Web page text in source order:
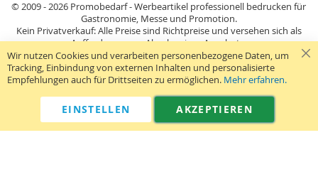
© 2009 - 2026 Promobedarf - Werbeartikel professionell bedrucken für
Gastronomie, Messe und Promotion.
Kein Privatverkauf: Alle Preise sind Richtpreise und versehen sich als
Aufforderung zur Abgabe eines Angebots.
Sie richten sich nur an gewerblichen Bedarf (§14 BGB) im Sinne der
Preisangabenverordnung und verstehen sich netto zzgl. MwSt. USB-
Sticks: Tagespreise ggf. zzgl. Druckkosten und GEMA.
Telefon:040 38 63 12 40 Kontaktformular
Wir nutzen Cookies und verarbeiten personenbezogene Daten, um
Tracking, Einbindung von externen Inhalten und personalisierte
Empfehlungen auch für Drittseiten zu ermöglichen. Mehr erfahren.
AKZEPTIEREN
EINSTELLEN